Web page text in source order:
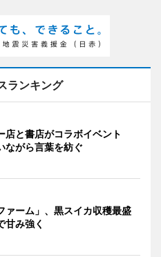
ランキング
店と書店がコラボイベント
ながら言葉を紡ぐ
ァーム」、黒スイカ収穫最盛
み強く